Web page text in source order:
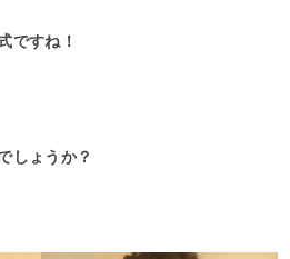
ですね！
しょうか？